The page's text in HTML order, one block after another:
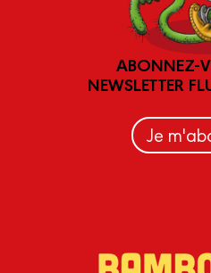
ABONNEZ-
NEWSLETTER
Je